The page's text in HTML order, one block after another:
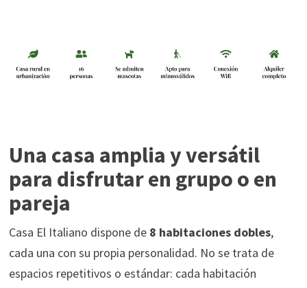
Una casa amplia y versátil
para disfrutar en grupo o en
pareja
Casa El Italiano dispone de 8 habitaciones dobles,
cada una con su propia personalidad. No se trata de
espacios repetitivos o estándar: cada habitación